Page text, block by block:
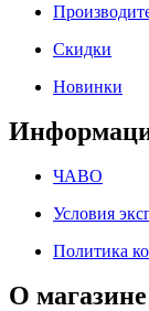
Скидки
Новинки
ЧАВО
Условия
Политика
О магазине